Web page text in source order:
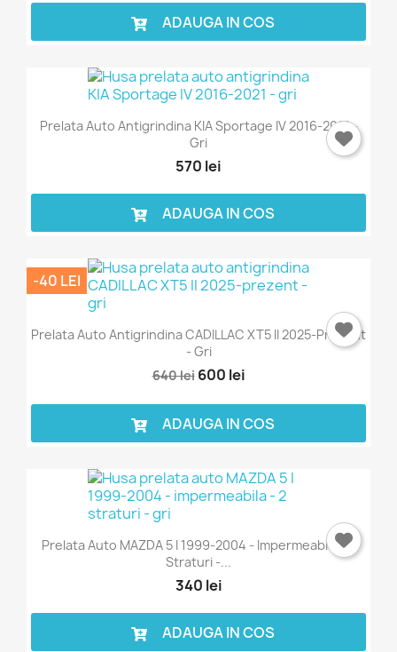
ADAUGA IN COS
Prelata Auto Antigrindina KIA Sportage IV 2016-2021 -
Gri
570 lei
ADAUGA IN COS
Prelata Auto Antigrindina CADILLAC XT5 II 2025-Prezent
- Gri
640 lei 600 lei
-40 LEI
ADAUGA IN COS
Prelata Auto MAZDA 5 I 1999-2004 - Impermeabila - 2
Straturi -...
340 lei
ADAUGA IN COS